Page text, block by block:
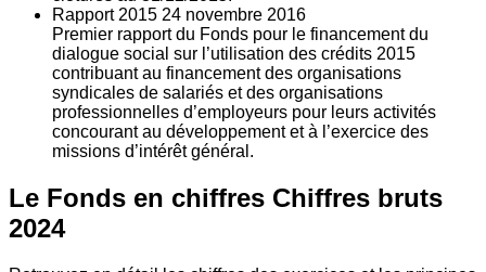
Rapport 2015 24 novembre 2016
Premier rapport du Fonds pour le financement du
dialogue social sur l’utilisation des crédits 2015
contribuant au financement des organisations
syndicales de salariés et des organisations
professionnelles d’employeurs pour leurs activités
concourant au développement et à l’exercice des
missions d’intérêt général.
Le Fonds en chiffres Chiffres bruts
2024